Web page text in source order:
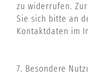
zu widerrufen.
Sie sich bitte an
Kontaktdaten im
7. Besondere